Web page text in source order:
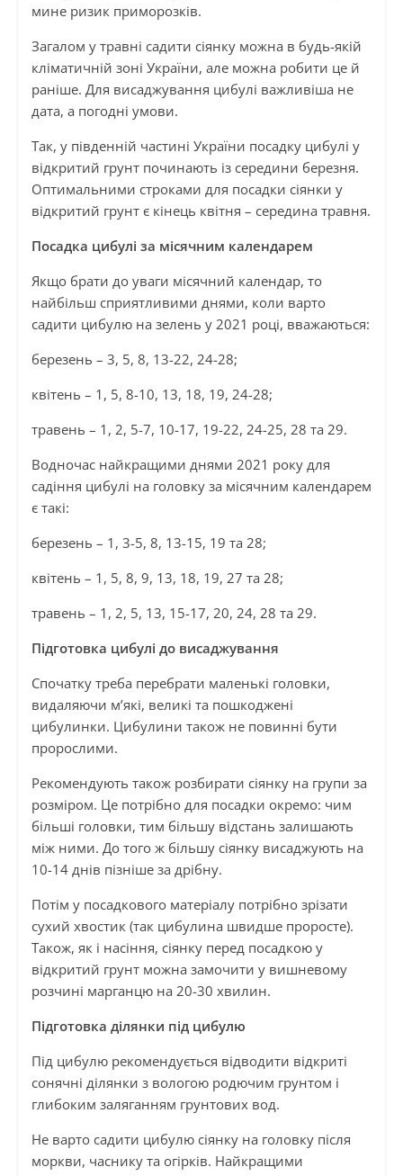
мине ризик приморозків.
Загалом у травні садити сіянку можна в будь-якій
кліматичній зоні України, але можна робити це й
раніше. Для висаджування цибулі важливіша не
дата, а погодні умови.
Так, у південній частині України посадку цибулі у
відкритий грунт починають із середини березня.
Оптимальними строками для посадки сіянки у
відкритий грунт є кінець квітня – середина травня.
Посадка цибулі за місячним календарем
Якщо брати до уваги місячний календар, то
найбільш сприятливими днями, коли варто
садити цибулю на зелень у 2021 році, вважаються:
березень – 3, 5, 8, 13-22, 24-28;
квітень – 1, 5, 8-10, 13, 18, 19, 24-28;
травень – 1, 2, 5-7, 10-17, 19-22, 24-25, 28 та 29.
Водночас найкращими днями 2021 року для
садіння цибулі на головку за місячним календарем
є такі:
березень – 1, 3-5, 8, 13-15, 19 та 28;
квітень – 1, 5, 8, 9, 13, 18, 19, 27 та 28;
травень – 1, 2, 5, 13, 15-17, 20, 24, 28 та 29.
Підготовка цибулі до висаджування
Спочатку треба перебрати маленькі головки,
видаляючи м’які, великі та пошкоджені
цибулинки. Цибулини також не повинні бути
пророслими.
Рекомендують також розбирати сіянку на групи за
розміром. Це потрібно для посадки окремо: чим
більші головки, тим більшу відстань залишають
між ними. До того ж більшу сіянку висаджують на
10-14 днів пізніше за дрібну.
Потім у посадкового матеріалу потрібно зрізати
сухий хвостик (так цибулина швидше проросте).
Також, як і насіння, сіянку перед посадкою у
відкритий грунт можна замочити у вишневому
розчині марганцю на 20-30 хвилин.
Підготовка ділянки під цибулю
Під цибулю рекомендується відводити відкриті
сонячні ділянки з вологою родючим грунтом і
глибоким заляганням грунтових вод.
Не варто садити цибулю сіянку на головку після
моркви, часнику та огірків. Найкращими